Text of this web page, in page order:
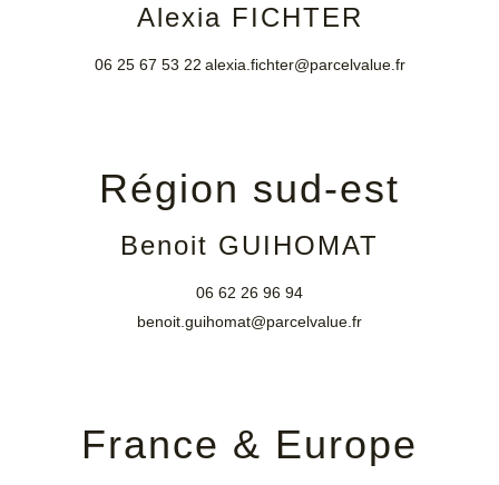
Alexia FICHTER
06 25 67 53 22 alexia.fichter@parcelvalue.fr
Région sud-est
Benoit GUIHOMAT
06 62 26 96 94
benoit.guihomat@parcelvalue.fr
France & Europe